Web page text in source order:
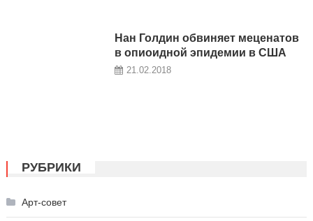
Нан Голдин обвиняет меценатов
в опиоидной эпидемии в США
21.02.2018
РУБРИКИ
Арт-совет